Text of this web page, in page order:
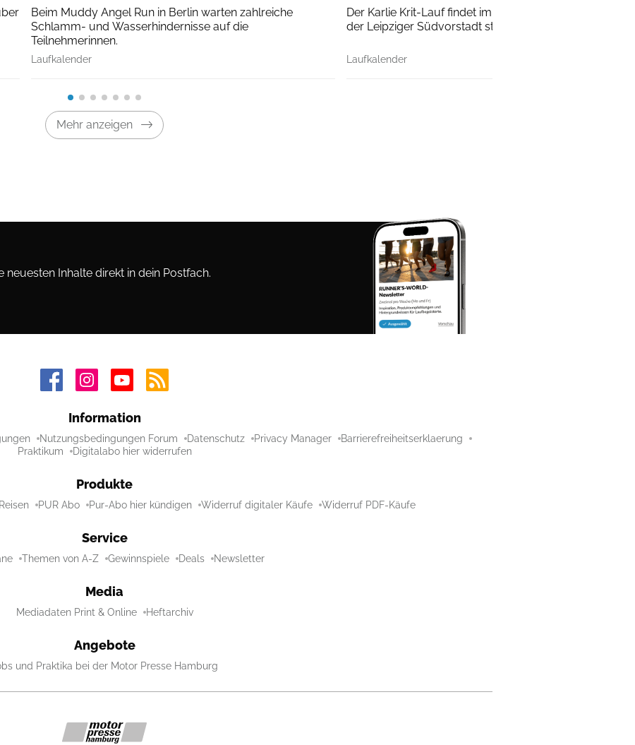
Beim Muddy Angel Run in Berlin warten zahlreiche
Schlamm- und Wasserhindernisse auf die
Teilnehmerinnen.
Laufkalender
Der Karlie Krit-Lauf findet im Rahmen des
der Leipziger Südvorstadt statt.
Laufkalender
Mehr anzeigen
Inhalte direkt in dein Postfach.
Information
Nutzungsbedingungen Forum Datenschutz Privacy Manager
Barrierefreiheitserklaerung
Praktikum
Digitalabo hier widerrufen
Produkte
Reisen PUR Abo Pur-Abo hier kündigen Widerruf digitaler Käufe Widerruf PDF-Käufe
Service
Themen von A-Z Gewinnspiele Deals Newsletter
Media
Mediadaten Print & Online Heftarchiv
Angebote
und Praktika bei der Motor Presse Hamburg